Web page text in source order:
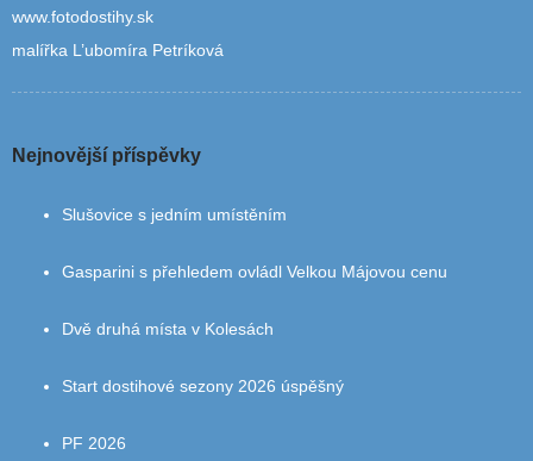
www.fotodostihy.sk
malířka L’ubomíra Petríková
Nejnovější příspěvky
Slušovice s jedním umístěním
Gasparini s přehledem ovládl Velkou Májovou cenu
Dvě druhá místa v Kolesách
Start dostihové sezony 2026 úspěšný
PF 2026